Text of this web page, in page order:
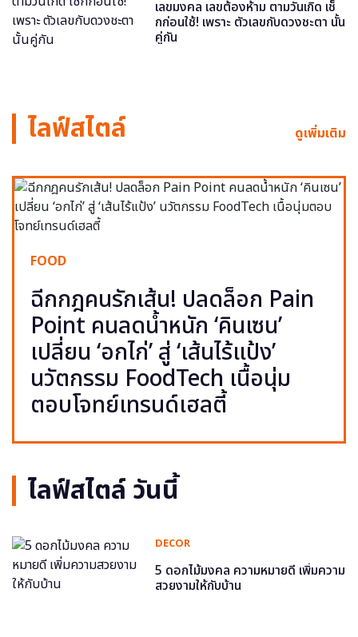
เลขมงคล เลขต้องห้าม ตามวันเกิด เช็
กก่อนใช้! เพราะ ตัวเลขกับดวงชะตา นั้น
คู่กัน
ไลฟ์สไตล์ ดูเพิ่มเติม
FOOD
ฉีกกฎคนรักเส้น! ปลดล็อก Pain
Point คนลดน้ำหนัก ‘คินเซน’
เปลี่ยน ‘อกไก่’ สู่ ‘เส้นไร้แป้ง’
นวัตกรรม FoodTech เนื้อนุ่ม
ตอบโจทย์เทรนด์เฮลตี้
ไลฟ์สไตล์ วันนี้
DECOR
5 ดอกไม้มงคล ความหมายดี เพิ่มความ
สวยงามให้กับบ้าน